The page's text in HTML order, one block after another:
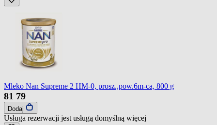
Mleko Nan Supreme 2 HM-0, prosz.,pow.6m-ca, 800 g
81 79
Dodaj
Usługa rezerwacji jest usługą domyślną więcej